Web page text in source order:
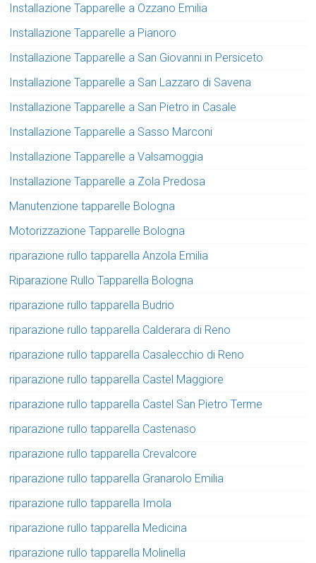
Installazione Tapparelle a Ozzano Emilia
Installazione Tapparelle a Pianoro
Installazione Tapparelle a San Giovanni in Persiceto
Installazione Tapparelle a San Lazzaro di Savena
Installazione Tapparelle a San Pietro in Casale
Installazione Tapparelle a Sasso Marconi
Installazione Tapparelle a Valsamoggia
Installazione Tapparelle a Zola Predosa
Manutenzione tapparelle Bologna
Motorizzazione Tapparelle Bologna
riparazione rullo tapparella Anzola Emilia
Riparazione Rullo Tapparella Bologna
riparazione rullo tapparella Budrio
riparazione rullo tapparella Calderara di Reno
riparazione rullo tapparella Casalecchio di Reno
riparazione rullo tapparella Castel Maggiore
riparazione rullo tapparella Castel San Pietro Terme
riparazione rullo tapparella Castenaso
riparazione rullo tapparella Crevalcore
riparazione rullo tapparella Granarolo Emilia
riparazione rullo tapparella Imola
riparazione rullo tapparella Medicina
riparazione rullo tapparella Molinella